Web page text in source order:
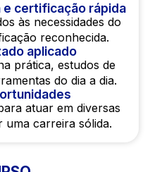
e certificação rápida
às necessidades do
reconhecida.
aplicado
prática, estudos de
do dia a dia.
atuar em diversas
uma carreira sólida.